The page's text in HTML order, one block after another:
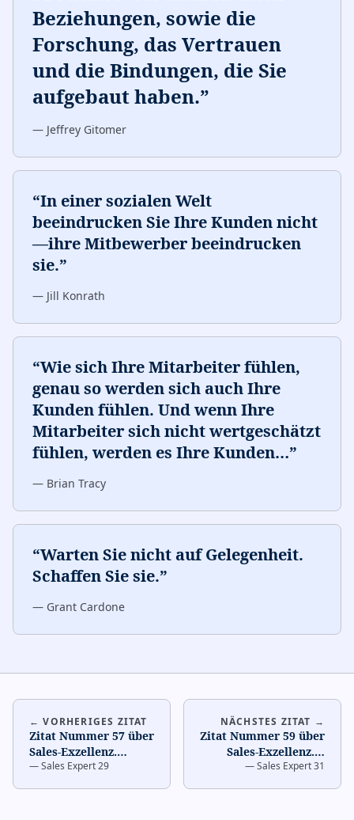
Beziehungen, sowie die
Forschung, das Vertrauen
und die Bindungen, die Sie
aufgebaut haben.”
— Jeffrey Gitomer
“In einer sozialen Welt
beeindrucken Sie Ihre Kunden nicht
—ihre Mitbewerber beeindrucken
sie.”
— Jill Konrath
“Wie sich Ihre Mitarbeiter fühlen,
genau so werden sich auch Ihre
Kunden fühlen. Und wenn Ihre
Mitarbeiter sich nicht wertgeschätzt
fühlen, werden es Ihre Kunden…”
— Brian Tracy
“Warten Sie nicht auf Gelegenheit.
Schaffen Sie sie.”
— Grant Cardone
← VORHERIGES ZITAT
Zitat Nummer 57 über
Sales-Exzellenz.…
—Sales Expert 29
NÄCHSTES ZITAT →
Zitat Nummer 59 über
Sales-Exzellenz.…
—Sales Expert 31